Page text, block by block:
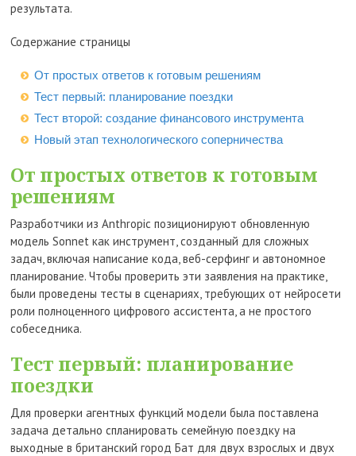
результата.
Содержание страницы
От простых ответов к готовым решениям
Тест первый: планирование поездки
Тест второй: создание финансового инструмента
Новый этап технологического соперничества
От простых ответов к готовым
решениям
Разработчики из Anthropic позиционируют обновленную
модель Sonnet как инструмент, созданный для сложных
задач, включая написание кода, веб-серфинг и автономное
планирование. Чтобы проверить эти заявления на практике,
были проведены тесты в сценариях, требующих от нейросети
роли полноценного цифрового ассистента, а не простого
собеседника.
Тест первый: планирование
поездки
Для проверки агентных функций модели была поставлена
задача детально спланировать семейную поездку на
выходные в британский город Бат для двух взрослых и двух